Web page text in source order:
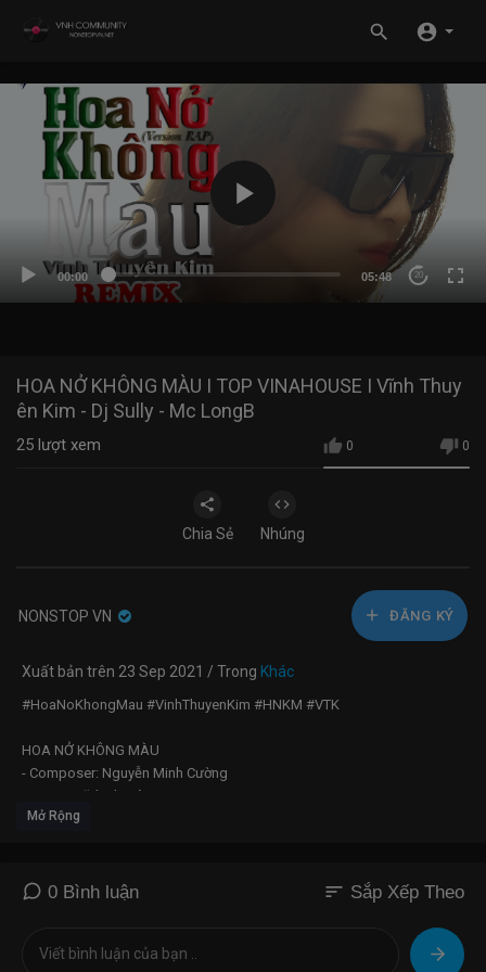
00:00 05:48 20
HOA NỞ KHÔNG MÀU I TOP VINAHOUSE I Vĩnh Thuy
ên Kim - Dj Sully - Mc LongB
0 0
25 lượt xem
Chia Sẻ Nhúng
NONSTOP VN ĐĂNG KÝ
Xuất bản trên 23 Sep 2021 / Trong Khác
#HoaNoKhongMau #VinhThuyenKim #HNKM #VTK
HOA NỞ KHÔNG MÀU
- Composer: Nguyễn Minh Cường
- Singer: Vĩnh Thuyên Kim
- Rapper: MC LongB
Ϲhỉ là nỗi đau thổn thức, chỉ là nhói thêm một chút,
Mở Rộng
0 Bình luận sort Sắp Xếp Theo